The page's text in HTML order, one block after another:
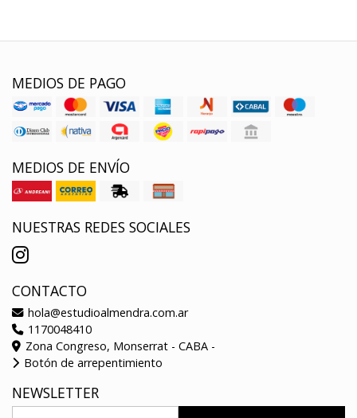
MEDIOS DE PAGO
MEDIOS DE ENVÍO
NUESTRAS REDES SOCIALES
CONTACTO
hola@estudioalmendra.com.ar
1170048410
Zona Congreso, Monserrat - CABA -
Botón de arrepentimiento
NEWSLETTER